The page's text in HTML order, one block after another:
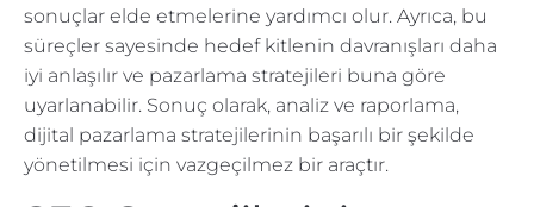
sonuçlar elde etmelerine yardımcı olur. Ayrıca, bu
süreçler sayesinde hedef kitlenin davranışları daha
iyi anlaşılır ve pazarlama stratejileri buna göre
uyarlanabilir. Sonuç olarak, analiz ve raporlama,
dijital pazarlama stratejilerinin başarılı bir şekilde
yönetilmesi için vazgeçilmez bir araçtır.